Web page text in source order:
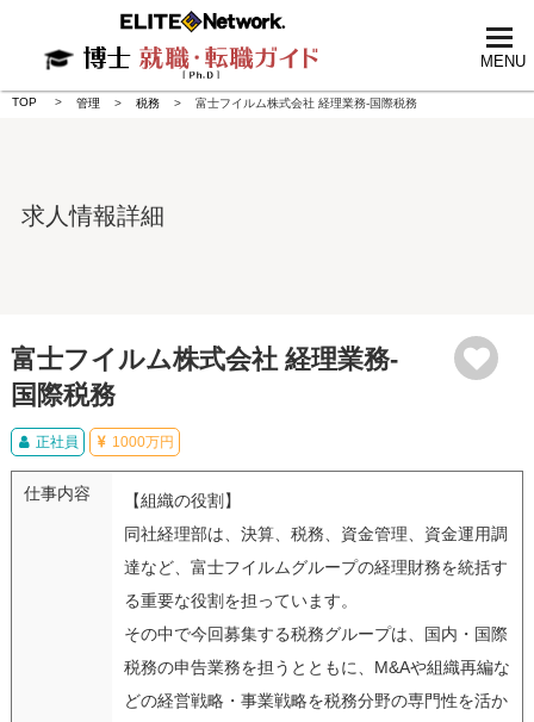
MENU
TOP 管理 税務 富士フイルム株式会社 経理業務-国際税務
求人情報詳細
富士フイルム株式会社 経理業務-
国際税務
正社員 1000万円
仕事内容
【組織の役割】
同社経理部は、決算、税務、資金管理、資金運用調
達など、富士フイルムグループの経理財務を統括す
る重要な役割を担っています。
その中で今回募集する税務グループは、国内・国際
税務の申告業務を担うとともに、M&Aや組織再編な
どの経営戦略・事業戦略を税務分野の専門性を活か